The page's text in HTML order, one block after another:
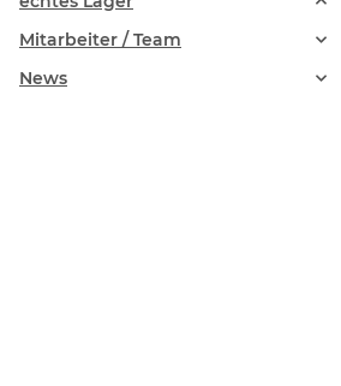
Mitarbeiter / Team
News